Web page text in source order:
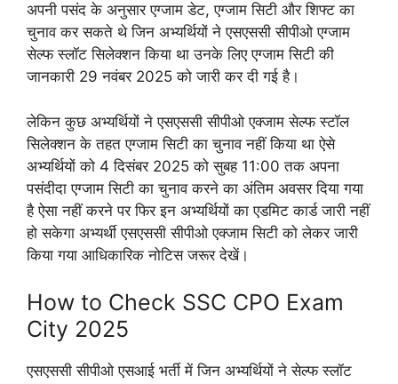
अपनी पसंद के अनुसार एग्जाम डेट, एग्जाम सिटी और शिफ्ट का
चुनाव कर सकते थे जिन अभ्यर्थियों ने एसएससी सीपीओ एग्जाम
सेल्फ स्लॉट सिलेक्शन किया था उनके लिए एग्जाम सिटी की
जानकारी 29 नवंबर 2025 को जारी कर दी गई है।
लेकिन कुछ अभ्यर्थियों ने एसएससी सीपीओ एक्जाम सेल्फ स्टॉल
सिलेक्शन के तहत एग्जाम सिटी का चुनाव नहीं किया था ऐसे
अभ्यर्थियों को 4 दिसंबर 2025 को सुबह 11:00 तक अपना
पसंदीदा एग्जाम सिटी का चुनाव करने का अंतिम अवसर दिया गया
है ऐसा नहीं करने पर फिर इन अभ्यर्थियों का एडमिट कार्ड जारी नहीं
हो सकेगा अभ्यर्थी एसएससी सीपीओ एक्जाम सिटी को लेकर जारी
किया गया आधिकारिक नोटिस जरूर देखें।
How to Check SSC CPO Exam
City 2025
एसएससी सीपीओ एसआई भर्ती में जिन अभ्यर्थियों ने सेल्फ स्लॉट